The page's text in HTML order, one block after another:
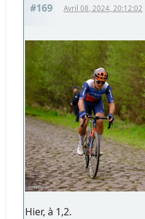
#169 Avril 08, 2024, 20:12:02
Hier, à 1,2.